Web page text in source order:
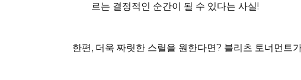
르는 결정적인 순간이 될 수 있다는 사실!
한편, 더욱 짜릿한 스릴을 원한다면? 블리츠 토너먼트